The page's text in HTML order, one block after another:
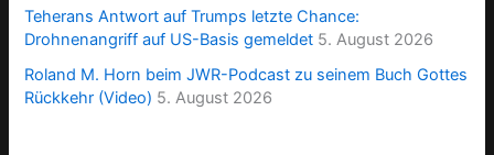
Teherans Antwort auf Trumps letzte Chance:
Drohnenangriff auf US-Basis gemeldet 5. August 2026
Roland M. Horn beim JWR-Podcast zu seinem Buch Gottes
Rückkehr (Video) 5. August 2026